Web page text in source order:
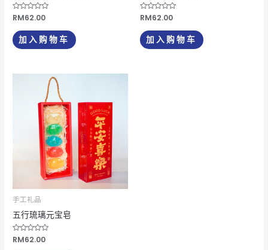
评
分
&sol;
5
RM62.00
加入购物车
评
分
&sol;
5
RM62.00
加入购物车
手工礼品
五行琉璃元宝皂
评
分
RM62.00